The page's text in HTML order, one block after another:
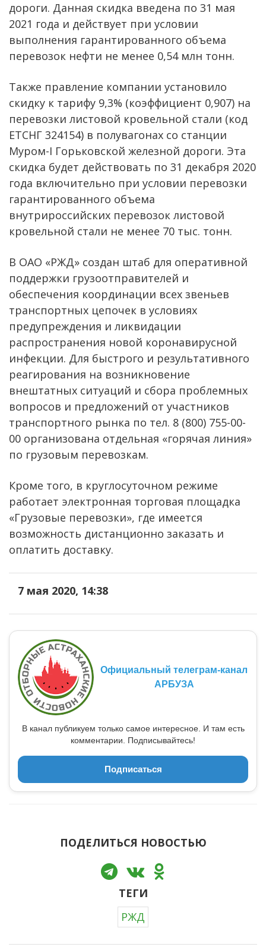
дороги. Данная скидка введена по 31 мая
2021 года и действует при условии
выполнения гарантированного объема
перевозок нефти не менее 0,54 млн тонн.
Также правление компании установило
скидку к тарифу 9,3% (коэффициент 0,907) на
перевозки листовой кровельной стали (код
ЕТСНГ 324154) в полувагонах со станции
Муром-I Горьковской железной дороги. Эта
скидка будет действовать по 31 декабря 2020
года включительно при условии перевозки
гарантированного объема
внутрироссийских перевозок листовой
кровельной стали не менее 70 тыс. тонн.
В ОАО «РЖД» создан штаб для оперативной
поддержки грузоотправителей и
обеспечения координации всех звеньев
транспортных цепочек в условиях
предупреждения и ликвидации
распространения новой коронавирусной
инфекции. Для быстрого и результативного
реагирования на возникновение
внештатных ситуаций и сбора проблемных
вопросов и предложений от участников
транспортного рынка по тел. 8 (800) 755-00-
00 организована отдельная «горячая линия»
по грузовым перевозкам.
Кроме того, в круглосуточном режиме
работает электронная торговая площадка
«Грузовые перевозки», где имеется
возможность дистанционно заказать и
оплатить доставку.
7 мая 2020, 14:38
Официальный телеграм-канал
АРБУЗА
В канал публикуем только самое интересное. И там есть
комментарии. Подписывайтесь!
Подписаться
ПОДЕЛИТЬСЯ НОВОСТЬЮ
ТЕГИ
РЖД